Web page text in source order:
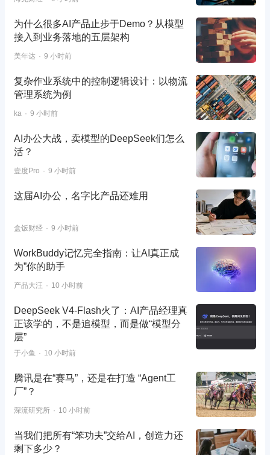
为什么很多AI产品止步于Demo？从模型
接入到业务落地的五层架构
美年达 9 小时前
复杂作业系统中的控制逻辑设计：以物流
管理系统为例
ka 9 小时前
AI办公大战，卖模型的DeepSeek们怎么
活？
壹度Pro 9 小时前
这届AI办公，名字比产品还难用
盒饭财经 9 小时前
WorkBuddy记忆完全指南：让AI真正成
为”你的助手
产品大汪 10 小时前
DeepSeek V4-Flash火了：AI产品经理真
正该学的，不是追模型，而是做“模型分
层”
于小鱼 10 小时前
腾讯是在“赛马”，还是在打造 “Agent工
厂”？
深流研究所 10 小时前
当我们把所有“笨功夫”交给AI，创造力还
剩下多少？